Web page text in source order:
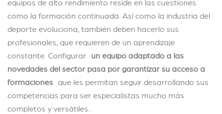
equipos de alto rendimiento reside en las cuestiones
como la formación continuada. Así como la industria del
deporte evoluciona, también deben hacerlo sus
profesionales, que requieren de un aprendizaje
constante. Configurar un equipo adaptado a las
novedades del sector pasa por garantizar su acceso a
formaciones que les permitan seguir desarrollando sus
competencias para ser especialistas mucho más
completos y versátiles.